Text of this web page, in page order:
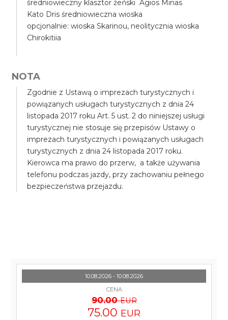
średniowieczny klasztor żeński Agios Minas
Kato Dris średniowieczna wioska
opcjonalnie: wioska Skarinou, neolitycznia wioska
Chirokitiia
NOTA
Zgodnie z Ustawą o imprezach turystycznych i
powiązanych usługach turystycznych z dnia 24
listopada 2017 roku Art. 5 ust. 2 do niniejszej usługi
turystycznej nie stosuje się przepisów Ustawy o
imprezach turystycznych i powiązanych usługach
turystycznych z dnia 24 listopada 2017 roku.
Kierowca ma prawo do przerw, a także używania
telefonu podczas jazdy, przy zachowaniu pełnego
bezpieczeństwa przejazdu.
10.08.2026 - 10.08.2026
CENA
90.00 EUR
75.00 EUR